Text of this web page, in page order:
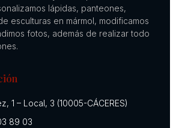
lápidas, panteones,
esculturas en mármol, modificamos
fotos, además de realizar todo
1 – Local, 3 (10005-CÁCERES)
89 03